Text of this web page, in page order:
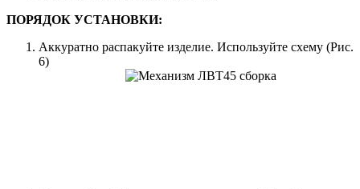
ПОРЯДОК УСТАНОВКИ:
Аккуратно распакуйте изделие. Используйте схему (Рис.
6)